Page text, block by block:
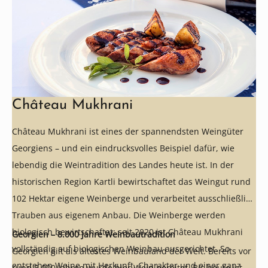
Château Mukhrani
Château Mukhrani ist eines der spannendsten Weingüter
Georgiens – und ein eindrucksvolles Beispiel dafür, wie
lebendig die Weintradition des Landes heute ist. In der
historischen Region Kartli bewirtschaftet das Weingut rund
102 Hektar eigene Weinberge und verarbeitet ausschließlich
Trauben aus eigenem Anbau. Die Weinberge werden
biologisch bewirtschaftet; seit 2020 ist Château Mukhrani
vollständig auf biologischen Weinbau ausgerichtet. So
entstehen Weine mit Herkunft, Charakter und einer ganz
Georgien – 8.000 Jahre Weinbautradition
Georgien gilt als ältestes Weinbauland der Welt. Bereits vor